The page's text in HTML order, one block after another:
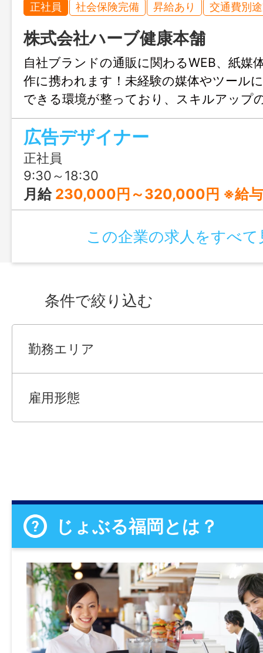
正社員 社会保険完備 昇給あり 交通費別
株式会社ハーブ健康本舗
自社ブランドの通販に関わるWEB、紙媒
作に携われます！未経験の媒体やツール
できる環境が整っており、スキルアップ
載。あなたのデザイン力を広げる絶好の
広告デザイナー
正社員
9:30～18:30
月給 230,000円～320,000円 ※給与の設定について ご本人のスキルやご経験を加味して記載の範囲内で検討いたします。 親和性の高い
この企業の求人をすべて
条件で絞り込む
勤務エリア
雇用形態
じょぶる福岡とは？